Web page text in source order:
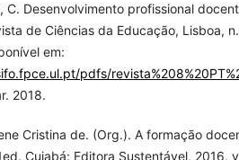
C. Desenvolvimento profissional
de Ciências da Educação, Lisboa,
em:
pdfs/
2018.
Cristina de. (Org.). A formação
Cuiabá: Editora Sustentável, 2016,